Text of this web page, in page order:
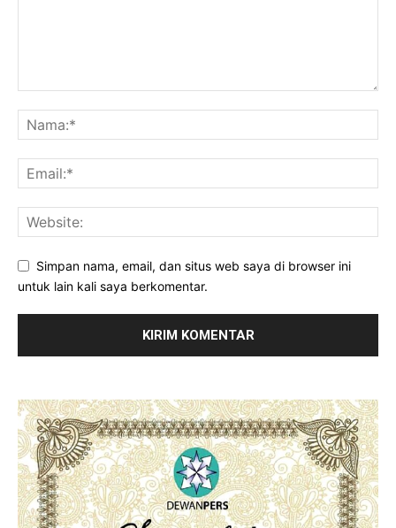
Simpan nama, email, dan situs web saya di browser ini
untuk lain kali saya berkomentar.